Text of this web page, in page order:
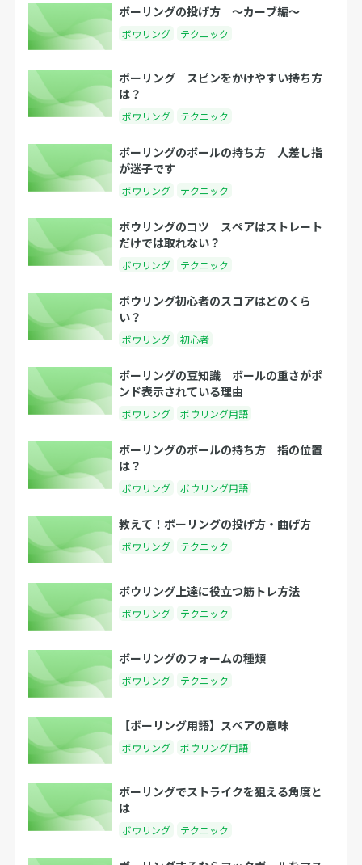
ボーリングの投げ方 〜カーブ編〜
ボウリング テクニック
ボーリング スピンをかけやすい持ち方
は？
ボウリング テクニック
ボーリングのボールの持ち方 人差し指
が迷子です
ボウリング テクニック
ボウリングのコツ スペアはストレート
だけでは取れない？
ボウリング テクニック
ボウリング初心者のスコアはどのくら
い？
ボウリング 初心者
ボーリングの豆知識 ボールの重さがポ
ンド表示されている理由
ボウリング ボウリング用語
ボーリングのボールの持ち方 指の位置
は？
ボウリング ボウリング用語
教えて！ボーリングの投げ方・曲げ方
ボウリング テクニック
ボウリング上達に役立つ筋トレ方法
ボウリング テクニック
ボーリングのフォームの種類
ボウリング テクニック
【ボーリング用語】スペアの意味
ボウリング ボウリング用語
ボーリングでストライクを狙える角度と
は
ボウリング テクニック